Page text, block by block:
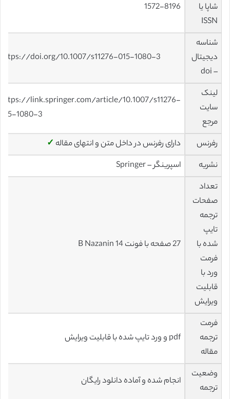
شاپا یا
ISSN
1572-8196
شناسه
دیجیتال
– doi
https://doi.org/10.1007/s11276-015-1080-3
لینک
سایت
مرجع
https://link.springer.com/article/10.1007/s11276-
015-1080-3
رفرنس دارای رفرنس در داخل متن و انتهای مقاله ✓
نشریه
اسپرینگر – Springer
تعداد
صفحات
ترجمه
تایپ
شده با
فرمت
ورد با
قابلیت
ویرایش
27 صفحه با فونت 14 B Nazanin
فرمت
ترجمه
مقاله
pdf و ورد تایپ شده با قابلیت ویرایش
وضعیت
ترجمه
انجام شده و آماده دانلود رایگان